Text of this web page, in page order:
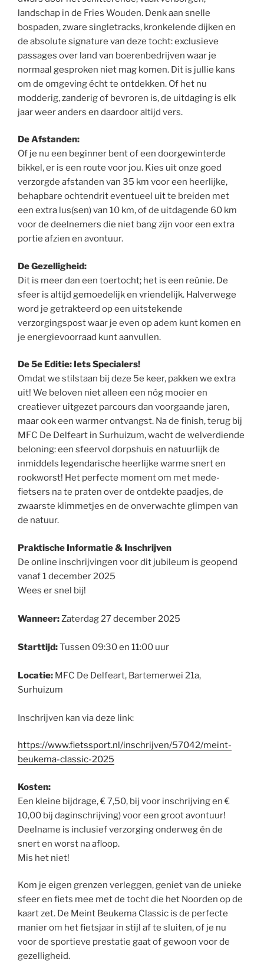
landschap in de Fries Wouden. Denk aan snelle
bospaden, zware singletracks, kronkelende dijken en
de absolute signature van deze tocht: exclusieve
passages over land van boerenbedrijven waar je
normaal gesproken niet mag komen. Dit is jullie kans
om de omgeving écht te ontdekken. Of het nu
modderig, zanderig of bevroren is, de uitdaging is elk
jaar weer anders en daardoor altijd vers.
De Afstanden:
Of je nu een beginner bent of een doorgewinterde
bikkel, er is een route voor jou. Kies uit onze goed
verzorgde afstanden van 35 km voor een heerlijke,
behapbare ochtendrit eventueel uit te breiden met
een extra lus(sen) van 10 km, of de uitdagende 60 km
voor de deelnemers die niet bang zijn voor een extra
portie afzien en avontuur.
De Gezelligheid:
Dit is meer dan een toertocht; het is een reünie. De
sfeer is altijd gemoedelijk en vriendelijk. Halverwege
word je getrakteerd op een uitstekende
verzorgingspost waar je even op adem kunt komen en
je energievoorraad kunt aanvullen.
De 5e Editie: Iets Specialers!
Omdat we stilstaan bij deze 5e keer, pakken we extra
uit! We beloven niet alleen een nóg mooier en
creatiever uitgezet parcours dan voorgaande jaren,
maar ook een warmer ontvangst. Na de finish, terug bij
MFC De Delfeart in Surhuizum, wacht de welverdiende
beloning: een sfeervol dorpshuis en natuurlijk de
inmiddels legendarische heerlijke warme snert en
rookworst! Het perfecte moment om met mede-
fietsers na te praten over de ontdekte paadjes, de
zwaarste klimmetjes en de onverwachte glimpen van
de natuur.
Praktische Informatie & Inschrijven
De online inschrijvingen voor dit jubileum is geopend
vanaf 1 december 2025
Wees er snel bij!
Wanneer:Zaterdag 27 december 2025
Starttijd:Tussen 09:30 en 11:00 uur
Locatie: MFC De Delfeart, Bartemerwei 21a,
Surhuizum
Inschrijven kan via deze link:
https://www.fietssport.nl/inschrijven/57042/meint-
beukema-classic-2025
Kosten:
Een kleine bijdrage, € 7,50, bij voor inschrijving en €
10,00 bij daginschrijving) voor een groot avontuur!
Deelname is inclusief verzorging onderweg én de
snert en worst na afloop.
Mis het niet!
Kom je eigen grenzen verleggen, geniet van de unieke
sfeer en fiets mee met de tocht die het Noorden op de
kaart zet. De Meint Beukema Classic is de perfecte
manier om het fietsjaar in stijl af te sluiten, of je nu
voor de sportieve prestatie gaat of gewoon voor de
gezelligheid.